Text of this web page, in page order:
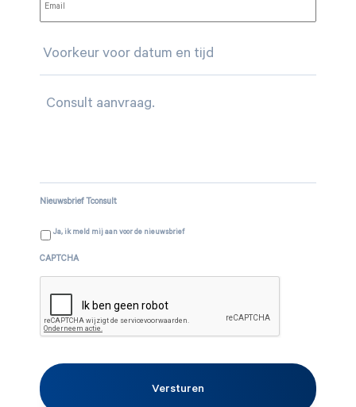
Nieuwsbrief Tconsult
Ja, ik meld mij aan voor de nieuwsbrief
CAPTCHA